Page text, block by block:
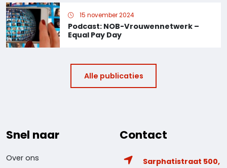
Podcast: NOB-Vrouwennetwerk –
Equal Pay Day
15 november 2024
Alle publicaties
Snel naar
Over ons
Contact
Sarphatistraat 500,